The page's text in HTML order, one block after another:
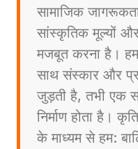
सामाजिक
सांस्कृतिक मूल्यों
मजबूत करना है।
साथ संस्कार और
जुड़ती है, तभी एक
निर्माण होता है।
के माध्यम से हम: